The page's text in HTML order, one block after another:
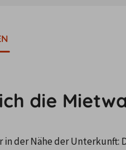
die
in der Nähe der